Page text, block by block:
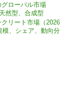
ローバル市場
然型、合成型
リート市場（2026
模、シェア、動向分